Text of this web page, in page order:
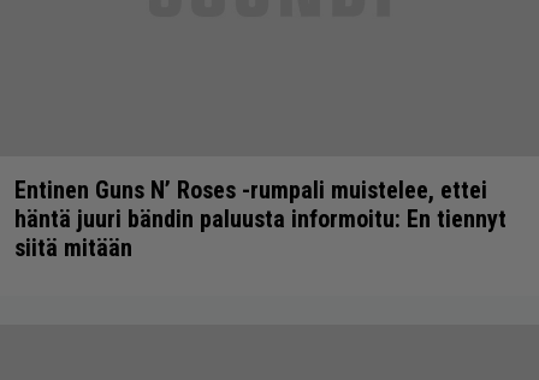
Entinen Guns N’ Roses -rumpali muistelee, ettei
häntä juuri bändin paluusta informoitu: En tiennyt
siitä mitään